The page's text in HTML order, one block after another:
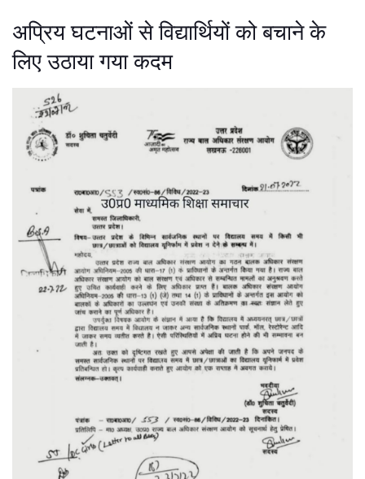
अप्रिय घटनाओं से विद्यार्थियों को बचाने के
लिए उठाया गया कदम